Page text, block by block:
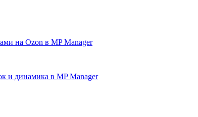
на Ozon в MP Manager
и динамика в MP Manager